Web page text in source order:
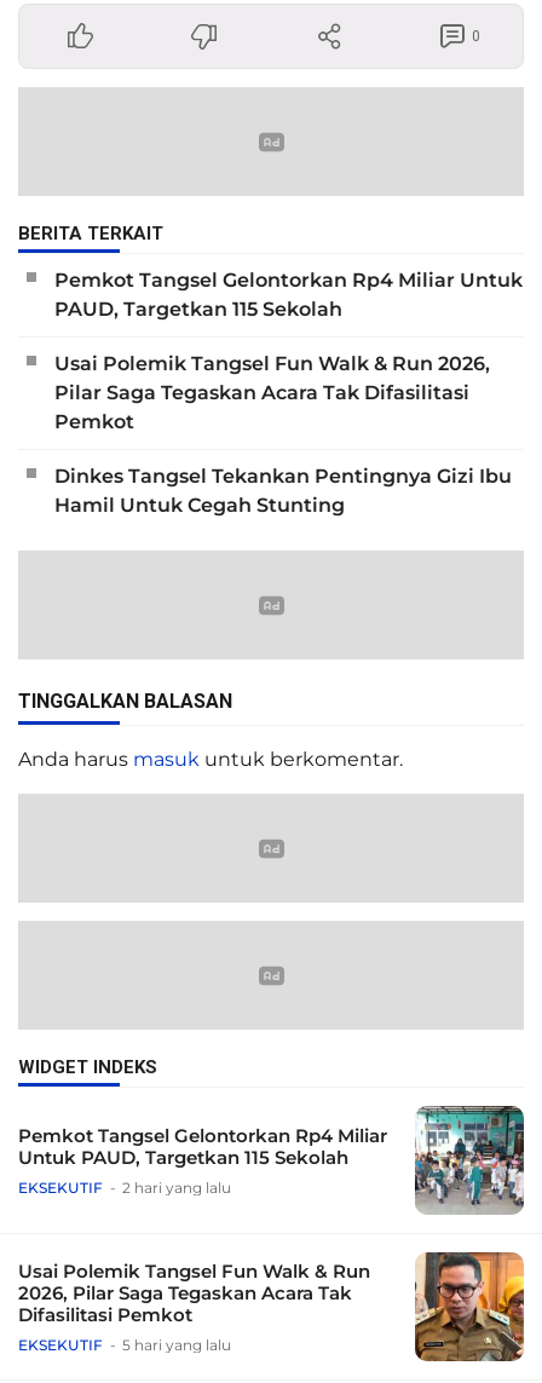
0
BERITA TERKAIT
Pemkot Tangsel Gelontorkan Rp4 Miliar Untuk
PAUD, Targetkan 115 Sekolah
Usai Polemik Tangsel Fun Walk & Run 2026,
Pilar Saga Tegaskan Acara Tak Difasilitasi
Pemkot
Dinkes Tangsel Tekankan Pentingnya Gizi Ibu
Hamil Untuk Cegah Stunting
TINGGALKAN BALASAN
Anda harus masuk untuk berkomentar.
WIDGET INDEKS
Pemkot Tangsel Gelontorkan Rp4 Miliar
Untuk PAUD, Targetkan 115 Sekolah
EKSEKUTIF 2 hari yang lalu
Usai Polemik Tangsel Fun Walk & Run
2026, Pilar Saga Tegaskan Acara Tak
Difasilitasi Pemkot
EKSEKUTIF 5 hari yang lalu